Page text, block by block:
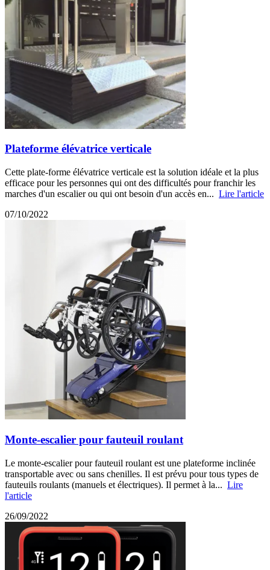
Plateforme élévatrice verticale
Cette plate-forme élévatrice verticale est la solution idéale et la plus
efficace pour les personnes qui ont des difficultés pour franchir les
marches d'un escalier ou qui ont besoin d'un accès en... Lire l'article
07/10/2022
Monte-escalier pour fauteuil roulant
Le monte-escalier pour fauteuil roulant est une plateforme inclinée
transportable avec ou sans chenilles. Il est prévu pour tous types de
fauteuils roulants (manuels et électriques). Il permet à la... Lire
l'article
26/09/2022